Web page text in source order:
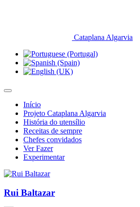
Cataplana Algarvia
Início
Projeto Cataplana Algarvia
História do utensílio
Receitas de sempre
Chefes convidados
Ver Fazer
Experimentar
Rui Baltazar